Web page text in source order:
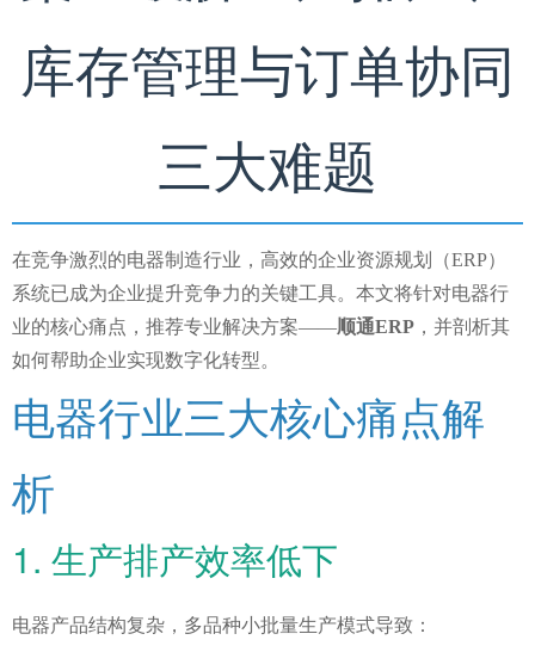
库存管理与订单协同
三大难题
在竞争激烈的电器制造行业，高效的企业资源规划（ERP）
系统已成为企业提升竞争力的关键工具。本文将针对电器行
业的核心痛点，推荐专业解决方案——顺通ERP ，并剖析其
如何帮助企业实现数字化转型。
电器行业三大核心痛点解
析
1. 生产排产效率低下
电器产品结构复杂，多品种小批量生产模式导致：